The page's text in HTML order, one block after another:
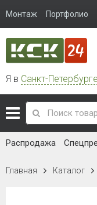
Монтаж Портфолио
Я в Санкт-Петербурге
Распродажа
Главная Каталог